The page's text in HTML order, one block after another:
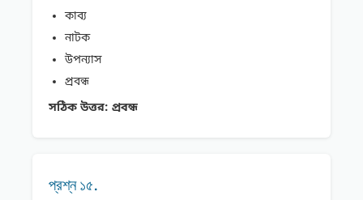
কাব্য
নাটক
উপন্যাস
প্রবন্ধ
সঠিক উত্তর: প্রবন্ধ
প্রশ্ন ১৫.